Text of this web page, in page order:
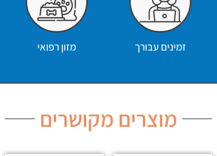
זמינים עבורך מזון רפואי
מוצרים מקושרים